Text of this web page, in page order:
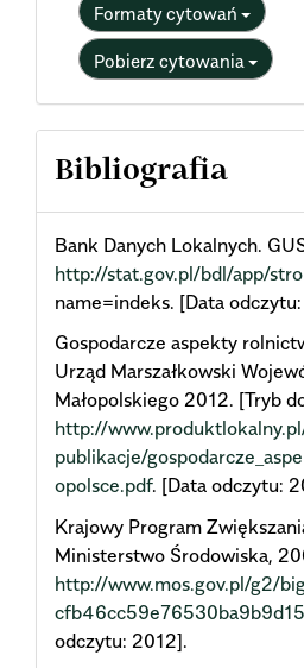
Formaty cytowań
Pobierz cytowania
Bibliografia
Bank Danych Lokalnych.
http://stat.gov.pl/bdl/app/
name=indeks. [Data
Gospodarcze aspekty
Urząd Marszałkowski
Małopolskiego 2012. [Tryb
http://
publikacje/
opolsce.pdf. [Data odczytu:
Krajowy Program
Ministerstwo Środowiska,
http://www.mos.gov.pl/g2/
odczytu: 2012].